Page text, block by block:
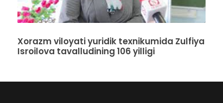
Xorazm viloyati yuridik texnikumida Zulfiya
Isroilova tavalludining 106 yilligi